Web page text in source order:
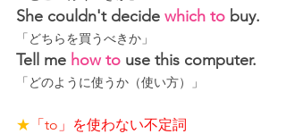
She couldn't decide which to buy.
「どちらを買うべきか」
Tell me how to use this computer.
「どのように使うか（使い方）」
★ 「to 」を使わない不定詞